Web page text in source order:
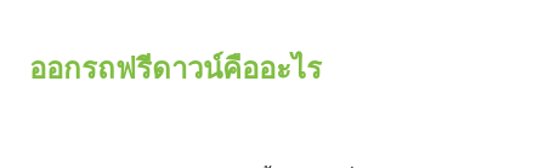
ออกรถฟรีดาวน์คืออะไร